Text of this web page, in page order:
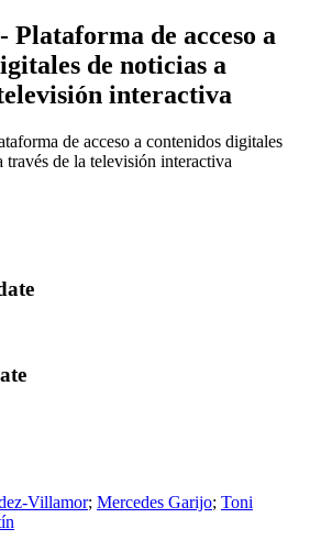
Plataforma de acceso a
de noticias a
interactiva
Villamor; Mercedes Garijo; Toni